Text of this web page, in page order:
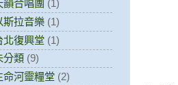
合唱團 (1)
拉音樂 (1)
復興堂 (1)
分類 (9)
河靈糧堂 (2)